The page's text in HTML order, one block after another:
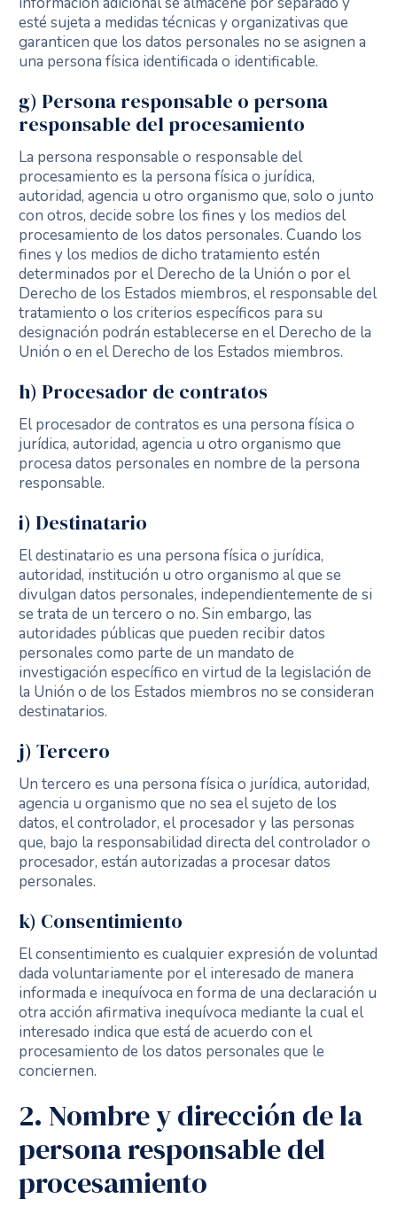
esté sujeta a medidas técnicas y organizativas que
garanticen que los datos personales no se asignen a
una persona física identificada o identificable.
g) Persona responsable o persona
responsable del procesamiento
La persona responsable o responsable del
procesamiento es la persona física o jurídica,
autoridad, agencia u otro organismo que, solo o junto
con otros, decide sobre los fines y los medios del
procesamiento de los datos personales. Cuando los
fines y los medios de dicho tratamiento estén
determinados por el Derecho de la Unión o por el
Derecho de los Estados miembros, el responsable del
tratamiento o los criterios específicos para su
designación podrán establecerse en el Derecho de la
Unión o en el Derecho de los Estados miembros.
h) Procesador de contratos
El procesador de contratos es una persona física o
jurídica, autoridad, agencia u otro organismo que
procesa datos personales en nombre de la persona
responsable.
i) Destinatario
El destinatario es una persona física o jurídica,
autoridad, institución u otro organismo al que se
divulgan datos personales, independientemente de si
se trata de un tercero o no. Sin embargo, las
autoridades públicas que pueden recibir datos
personales como parte de un mandato de
investigación específico en virtud de la legislación de
la Unión o de los Estados miembros no se consideran
destinatarios.
j) Tercero
Un tercero es una persona física o jurídica, autoridad,
agencia u organismo que no sea el sujeto de los
datos, el controlador, el procesador y las personas
que, bajo la responsabilidad directa del controlador o
procesador, están autorizadas a procesar datos
personales.
k) Consentimiento
El consentimiento es cualquier expresión de voluntad
dada voluntariamente por el interesado de manera
informada e inequívoca en forma de una declaración u
otra acción afirmativa inequívoca mediante la cual el
interesado indica que está de acuerdo con el
procesamiento de los datos personales que le
conciernen.
2. Nombre y dirección de la
persona responsable del
procesamiento